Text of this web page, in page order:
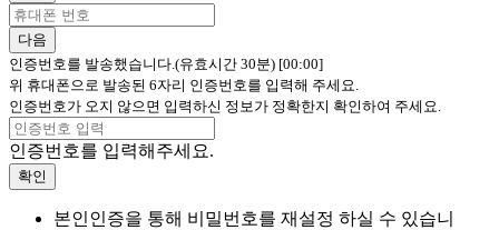
다음
인증번호를 발송했습니다.(유효시간 30분) [00:00]
위 휴대폰으로 발송된 6자리 인증번호를 입력해 주세요.
인증번호가 오지 않으면 입력하신 정보가 정확한지 확인하여 주세요.
인증번호를 입력해주세요.
확인
본인인증을 통해 비밀번호를 재설정 하실 수 있습니